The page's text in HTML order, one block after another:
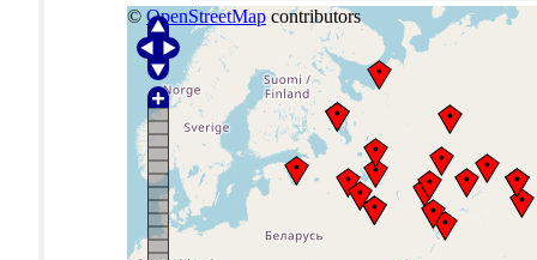
© OpenStreetMap contributors